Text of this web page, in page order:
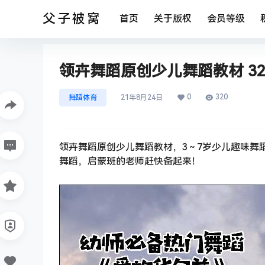
父子被窝 首页 关于版权 会员等级
领卉舞蹈原创少儿舞蹈教材
舞蹈体育 21年8月24日 0 320
领卉舞蹈原创少儿舞蹈教材，3～7岁少儿趣味
舞蹈，启蒙班的老师赶快备起来！